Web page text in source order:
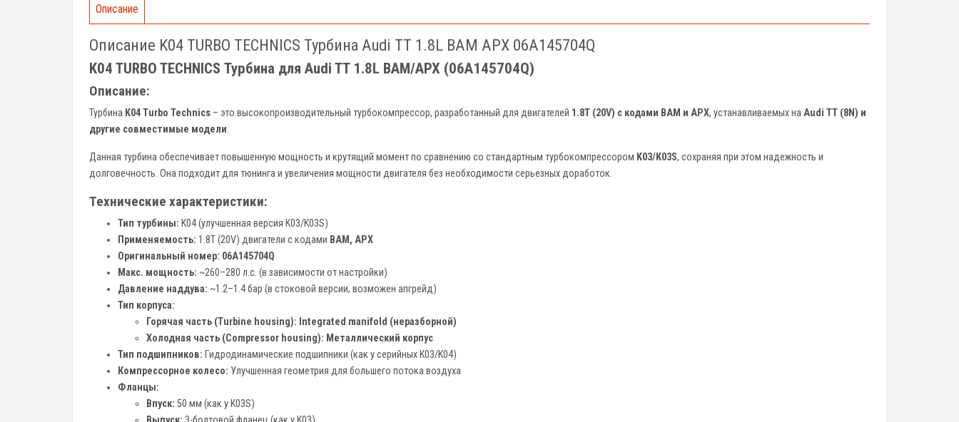
Описание
Описание K04 TURBO TECHNICS Турбина Audi TT 1.8L BAM APX 06A145704Q
K04 TURBO TECHNICS Турбина для Audi TT 1.8L BAM/APX (06A145704Q)
Описание:
Турбина K04 Turbo Technics – это высокопроизводительный турбокомпрессор, разработанный для двигателей 1.8T (20V) с кодами BAM и APX, устанавливаемых наAudi TT (8N) и
другие совместимые модели.
Данная турбина обеспечивает повышенную мощность и крутящий момент по сравнению со стандартным турбокомпрессором K03/K03S, сохраняя при этом надежность и
долговечность. Она подходит для тюнинга и увеличения мощности двигателя без необходимости серьезных доработок.
Технические характеристики:
Тип турбины: K04 (улучшенная версия K03/K03S)
Применяемость: 1.8T (20V) двигатели с кодами BAM, APX
Оригинальный номер: 06A145704Q
Макс. мощность: ~260–280 л.с. (в зависимости от настройки)
Давление наддува: ~1.2–1.4 бар (в стоковой версии, возможен апгрейд)
Тип корпуса:
Горячая часть (Turbine housing): Integrated manifold (неразборной)
Холодная часть (Compressor housing): Металлический корпус
Тип подшипников: Гидродинамические подшипники (как у серийных K03/K04)
Компрессорное колесо: Улучшенная геометрия для большего потока воздуха
Фланцы:
Впуск: 50 мм (как у K03S)